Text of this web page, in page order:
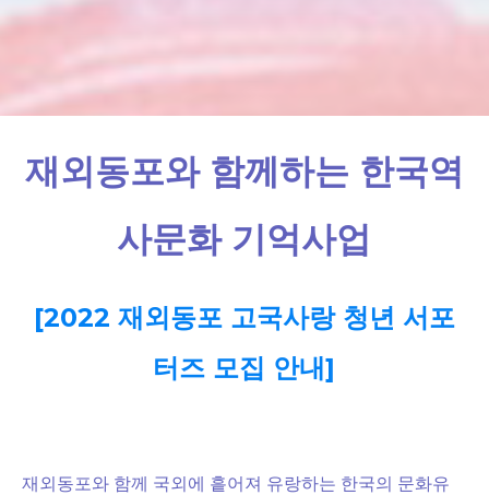
재외동포와 함께하는 한국역
사문화 기억사업
[2022 재외동포 고국사랑 청년 서포
터즈 모집 안내]
재외동포와 함께 국외에 흩어져 유랑하는 한국의 문화유